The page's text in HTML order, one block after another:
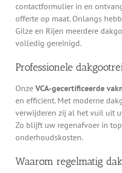
contactformulier in en
offerte op maat. Onlangs
Gilze en Rijen meerdere
volledig gereinigd.
Professionele
Onze VCA-gecertificeerde
en efficiënt. Met moderne
verwijderen zij al het vuil uit
Zo blijft uw regenafvoer in
onderhoudskosten.
Waarom regelmatig